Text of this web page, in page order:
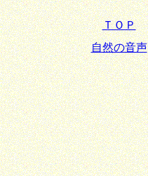
ＴＯＰ
自然の音声